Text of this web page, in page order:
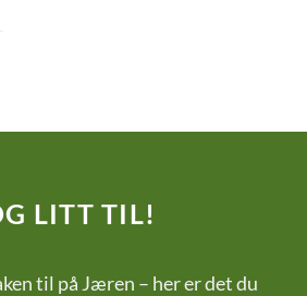
LITT TIL!
til på Jæren – her er det du